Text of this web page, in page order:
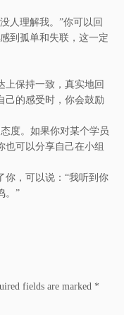
人理解我。”你可以回
到孤单和失联，这一定
上保持一致，真实地回
己的感受时，你会鼓励
度。如果你对某个学员
也可以分享自己在小组
你，可以说：“我听到你
。”
fields are marked *